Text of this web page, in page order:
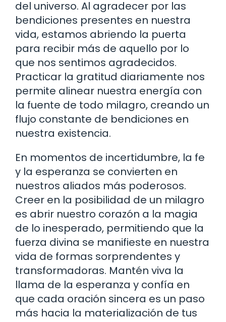
del universo. Al agradecer por las
bendiciones presentes en nuestra
vida, estamos abriendo la puerta
para recibir más de aquello por lo
que nos sentimos agradecidos.
Practicar la gratitud diariamente nos
permite alinear nuestra energía con
la fuente de todo milagro, creando un
flujo constante de bendiciones en
nuestra existencia.
En momentos de incertidumbre, la fe
y la esperanza se convierten en
nuestros aliados más poderosos.
Creer en la posibilidad de un milagro
es abrir nuestro corazón a la magia
de lo inesperado, permitiendo que la
fuerza divina se manifieste en nuestra
vida de formas sorprendentes y
transformadoras. Mantén viva la
llama de la esperanza y confía en
que cada oración sincera es un paso
más hacia la materialización de tus